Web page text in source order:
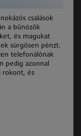
csalások
a bűnözők
és magukat
sürgősen pénzt.
telefonálónak
pedig azonnal
rokont, és